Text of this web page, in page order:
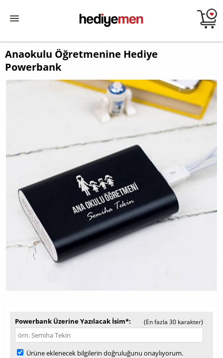
Anaokulu Öğretmenine Hediye
Powerbank
Powerbank Üzerine Yazılacak İsim* (En fazla 30 karakter)
Ürüne eklenecek bilgilerin doğruluğunu onaylıyorum.